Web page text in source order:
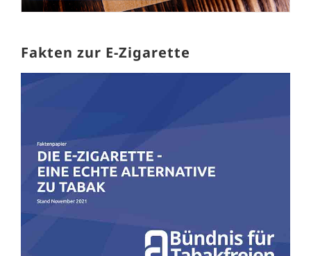
Fakten zur E-Zigarette